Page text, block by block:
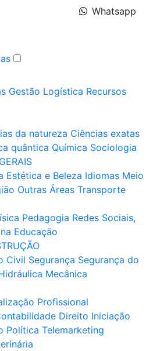
Whatsapp
Gestão Logística Recursos
da natureza Ciências exatas
quântica Química Sociologia
Estética e Beleza Idiomas Meio
Outras Áreas Transporte
Pedagogia Redes Sociais,
Educação
Civil Segurança Segurança do
Mecânica
Profissional
Direito Iniciação
Política Telemarketing